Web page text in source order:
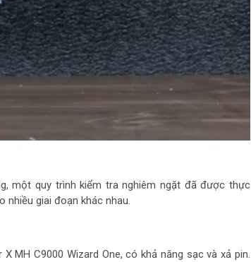
một quy trình kiểm tra nghiêm ngặt đã được thực
nhiều giai đoạn khác nhau.
MH C9000 Wizard One, có khả năng sạc và xả pin.